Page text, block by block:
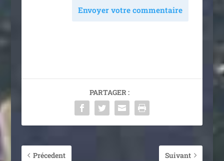
Envoyer votre commentaire
PARTAGER :
Précedent Suivant